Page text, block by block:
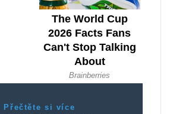
Přečtěte si více